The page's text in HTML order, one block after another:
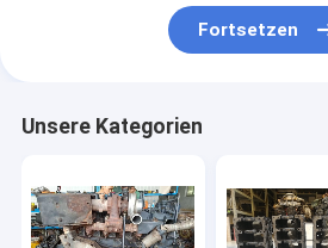
Fortsetzen
Unsere Kategorien